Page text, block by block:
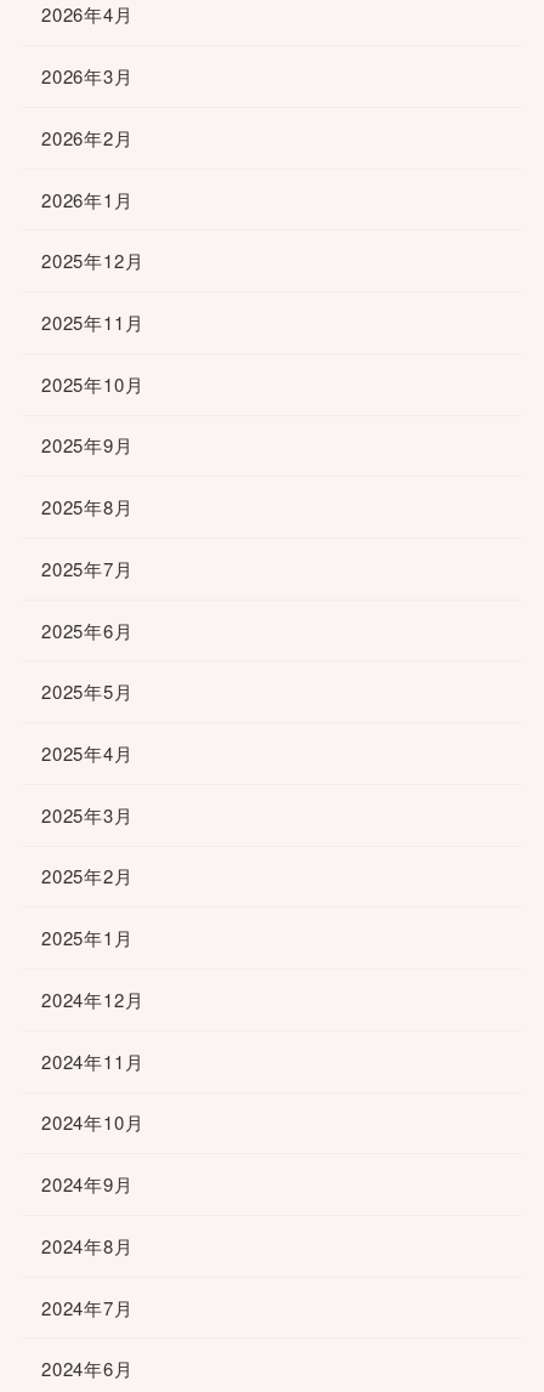
2026年4月
2026年3月
2026年2月
2026年1月
2025年12月
2025年11月
2025年10月
2025年9月
2025年8月
2025年7月
2025年6月
2025年5月
2025年4月
2025年3月
2025年2月
2025年1月
2024年12月
2024年11月
2024年10月
2024年9月
2024年8月
2024年7月
2024年6月